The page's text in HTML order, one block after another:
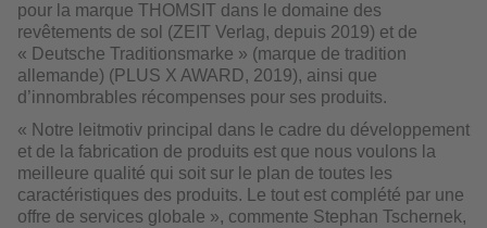
pour la marque THOMSIT dans le domaine des
revêtements de sol (ZEIT Verlag, depuis 2019) et de
« Deutsche Traditionsmarke » (marque de tradition
allemande) (PLUS X AWARD, 2019), ainsi que
d’innombrables récompenses pour ses produits.
« Notre leitmotiv principal dans le cadre du développement
et de la fabrication de produits est que nous voulons la
meilleure qualité qui soit sur le plan de toutes les
caractéristiques des produits. Le tout est complété par une
offre de services globale », commente Stephan Tschernek,